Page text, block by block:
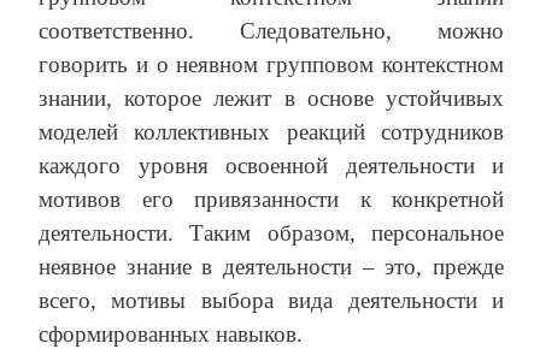
соответственно. Следовательно, можно
говорить и о неявном групповом контекстном
знании, которое лежит в основе устойчивых
моделей коллективных реакций сотрудников
каждого уровня освоенной деятельности и
мотивов его привязанности к конкретной
деятельности. Таким образом, персональное
неявное знание в деятельности – это, прежде
всего, мотивы выбора вида деятельности и
сформированных навыков.